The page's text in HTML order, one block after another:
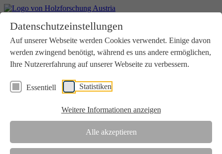
Datenschutzeinstellungen
Auf unserer Webseite werden Cookies verwendet. Einige davon
werden zwingend benötigt, während es uns andere ermöglichen,
Ihre Nutzererfahrung auf unserer Webseite zu verbessern.
Essentiell Statistiken
Weitere Informationen anzeigen
Alle akzeptieren
Aktuelles
Downloads
Kontakt
Login
Verein
Wir unterstützen die Interessen der Holzbranche in enger
Zusammenarbeit mit Wissenschaft und Wirtschaft.
Die Holzforschung Austria ist akkreditierte Prüf-, Inspektions- und